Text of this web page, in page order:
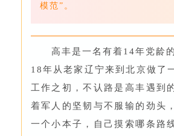
模范”。
高丰是一名有着14年党龄
18年从老家辽宁来到北京做了
工作之初，不认路是高丰遇到
着军人的坚韧与不服输的劲头
一个小本子，自己摸索哪条路